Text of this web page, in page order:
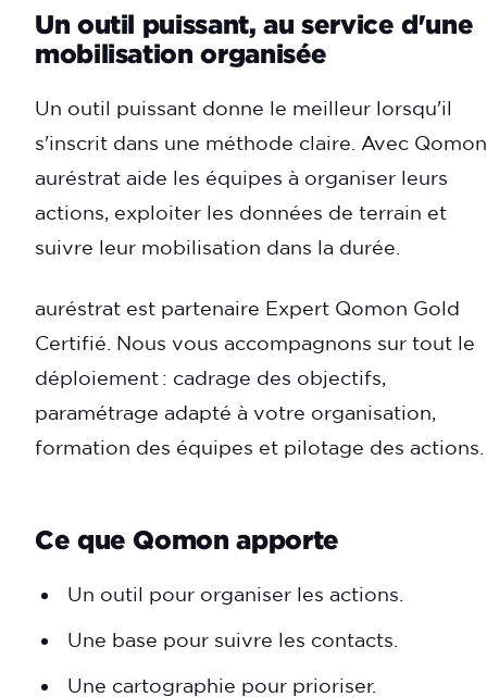
Un outil puissant, au service d'une
mobilisation organisée
Un outil puissant donne le meilleur lorsqu'il
s'inscrit dans une méthode claire. Avec
auréstrat aide les équipes à organiser leurs
actions, exploiter les données de terrain et
suivre leur mobilisation dans la durée.
auréstrat est partenaire Expert Qomon Gold
Certifié. Nous vous accompagnons sur tout le
déploiement : cadrage des objectifs,
paramétrage adapté à votre organisation,
formation des équipes et pilotage des actions.
Ce que Qomon apporte
Un outil pour organiser les actions.
Une base pour suivre les contacts.
Une cartographie pour prioriser.